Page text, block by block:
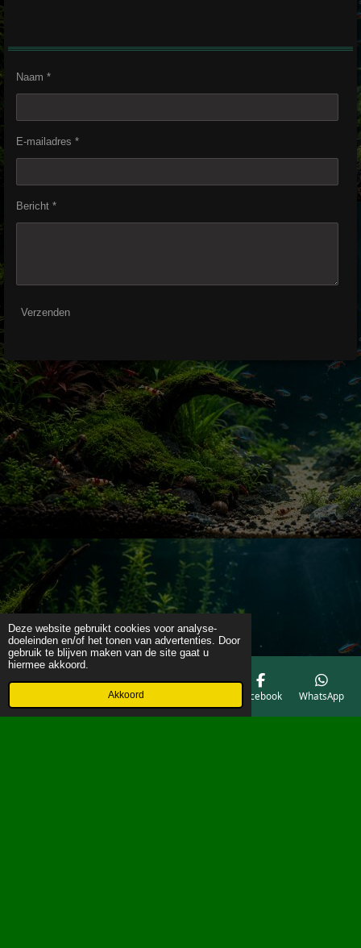
Deze website gebruikt cookies voor analyse-
doeleinden en/of het tonen van advertenties. Door
gebruik te blijven maken van de site gaat u
hiermee akkoord.
Akkoord
Naam *
E-mailadres *
Bericht *
Verzenden
Telefoonnummer Facebook WhatsApp